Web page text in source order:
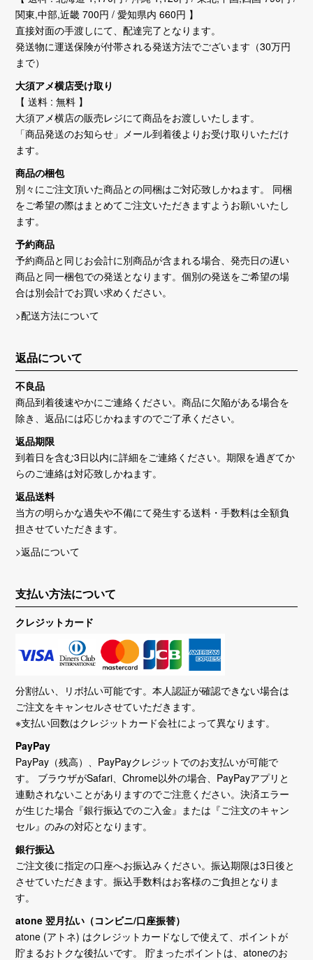
関東,中部,近畿 700円 / 愛知県内 660円 】
直接対面の手渡しにて、配達完了となります。
発送物に運送保険が付帯される発送方法でございます（30万円
まで）
大須アメ横店受け取り
【 送料 : 無料 】
大須アメ横店の販売レジにて商品をお渡しいたします。
「商品発送のお知らせ」メール到着後よりお受け取りいただけ
ます。
商品の梱包
別々にご注文頂いた商品との同梱はご対応致しかねます。 同梱
をご希望の際はまとめてご注文いただきますようお願いいたし
ます。
予約商品
予約商品と同じお会計に別商品が含まれる場合、発売日の遅い
商品と同一梱包での発送となります。個別の発送をご希望の場
合は別会計でお買い求めください。
>配送方法について
返品について
不良品
商品到着後速やかにご連絡ください。商品に欠陥がある場合を
除き、返品には応じかねますのでご了承ください。
返品期限
到着日を含む3日以内に詳細をご連絡ください。期限を過ぎてか
らのご連絡は対応致しかねます。
返品送料
当方の明らかな過失や不備にて発生する送料・手数料は全額負
担させていただきます。
>返品について
支払い方法について
クレジットカード
分割払い、リボ払い可能です。本人認証が確認できない場合は
ご注文をキャンセルさせていただきます。
※支払い回数はクレジットカード会社によって異なります。
PayPay
PayPay（残高）、PayPayクレジットでのお支払いが可能で
す。 ブラウザがSafari、Chrome以外の場合、PayPayアプリと
連動されないことがありますのでご注意ください。決済エラー
が生じた場合『銀行振込でのご入金』または『ご注文のキャン
セル』のみの対応となります。
銀行振込
ご注文後に指定の口座へお振込みください。振込期限は3日後と
させていただきます。振込手数料はお客様のご負担となりま
す。
atone 翌月払い（コンビニ/口座振替）
atone (アトネ) はクレジットカードなしで使えて、ポイントが
貯まるおトクな後払いです。 貯まったポイントは、atoneのお